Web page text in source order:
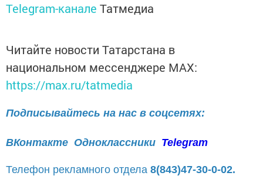
Telegram-канале Татмедиа
Читайте новости Татарстана в
национальном мессенджере MАХ:
https://max.ru/tatmedia
Подписывайтесь на нас в соцсетях:
ВКонтакте Одноклассники Telegram
Телефон рекламного отдела 8(843)47-30-0-02.